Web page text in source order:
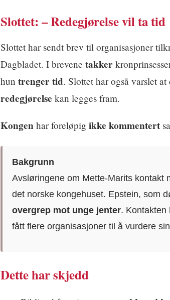
Slottet: – Redegjørelse vil ta tid
Slottet har sendt brev til organisasjoner
Dagbladet. I brevene takker
hun trenger tid. Slottet har også varslet
redegjørelse kan legges fram.
Kongen har foreløpig ikke kommentert
Bakgrunn
Avsløringene om Mette-Marits kontakt
det norske kongehuset. Epstein, som
overgrep mot unge jenter. Kontakten
fått flere organisasjoner til å vurdere
Dette har skjedd